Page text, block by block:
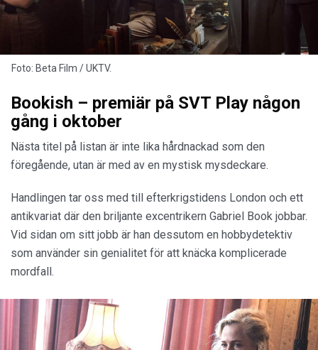
Foto: Beta Film / UKTV.
Bookish – premiär på SVT Play någon
gång i oktober
Nästa titel på listan är inte lika hårdnackad som den
föregående, utan är med av en mystisk mysdeckare.
Handlingen tar oss med till efterkrigstidens London och ett
antikvariat där den briljante excentrikern Gabriel Book jobbar.
Vid sidan om sitt jobb är han dessutom en hobbydetektiv
som använder sin genialitet för att knäcka komplicerade
mordfall.